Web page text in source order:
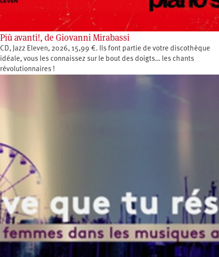
Più avanti!, de Giovanni Mirabassi
CD, Jazz Eleven, 2026, 15,99 €. Ils font partie de votre discothèque
idéale, vous les connaissez sur le bout des doigts… les chants
révolutionnaires !